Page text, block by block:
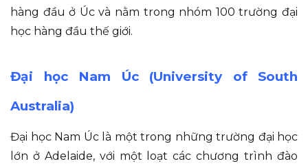
hàng đầu ở Úc và nằm trong nhóm 100 trường đại
học hàng đầu thế giới.
Đại học Nam Úc (University of South
Australia)
Đại học Nam Úc là một trong những trường đại học
lớn ở Adelaide, với một loạt các chương trình đào